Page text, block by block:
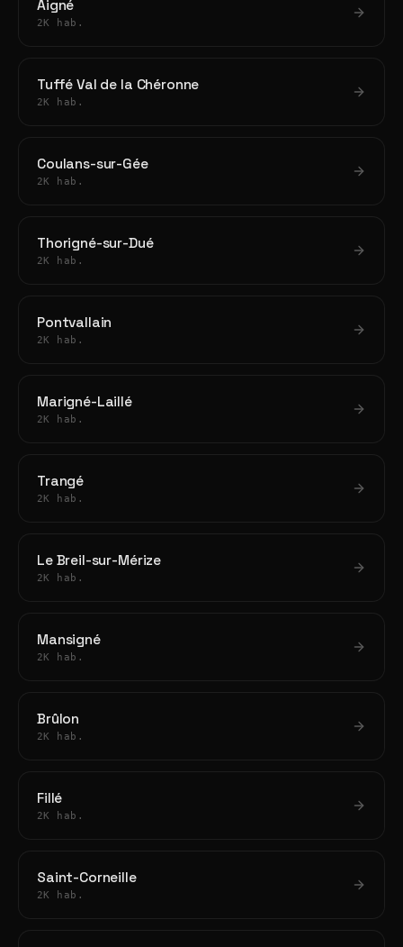
Aigné
2K hab.
Tuffé Val de la Chéronne
2K hab.
Coulans-sur-Gée
2K hab.
Thorigné-sur-Dué
2K hab.
Pontvallain
2K hab.
Marigné-Laillé
2K hab.
Trangé
2K hab.
Le Breil-sur-Mérize
2K hab.
Mansigné
2K hab.
Brûlon
2K hab.
Fillé
2K hab.
Saint-Corneille
2K hab.